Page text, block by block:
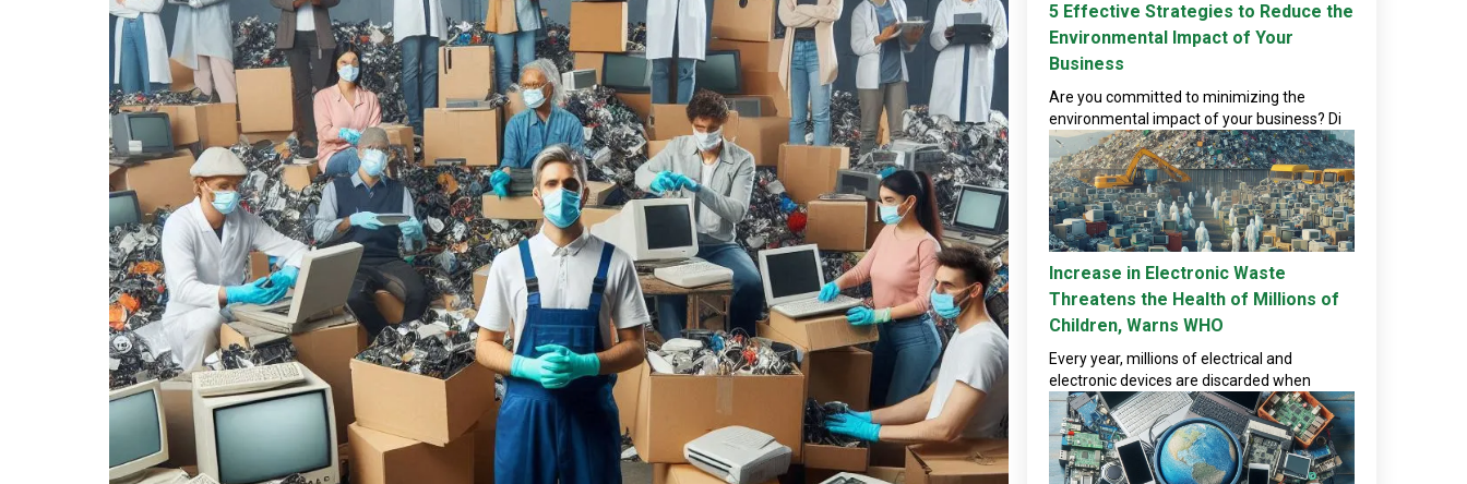
5 Effective Strategies to Reduce the
Environmental Impact of Your
Business
Are you committed to minimizing the
environmental impact of your business? Di
Increase in Electronic Waste
Threatens the Health of Millions of
Children, Warns WHO
Every year, millions of electrical and
electronic devices are discarded when